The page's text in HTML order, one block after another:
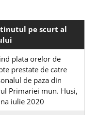
pe scurt al
plata orelor de
prestate de catre
de paza din
Primariei mun. Husi,
iulie 2020